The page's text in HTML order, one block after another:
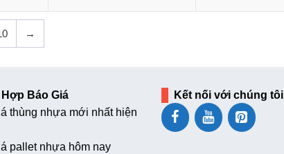
→
Báo Giá
thùng nhựa mới nhất hiện
pallet nhựa hôm nay
Kết nối với chúng tôi